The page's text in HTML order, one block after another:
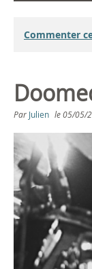
Commenter
Par Julien le05/05/